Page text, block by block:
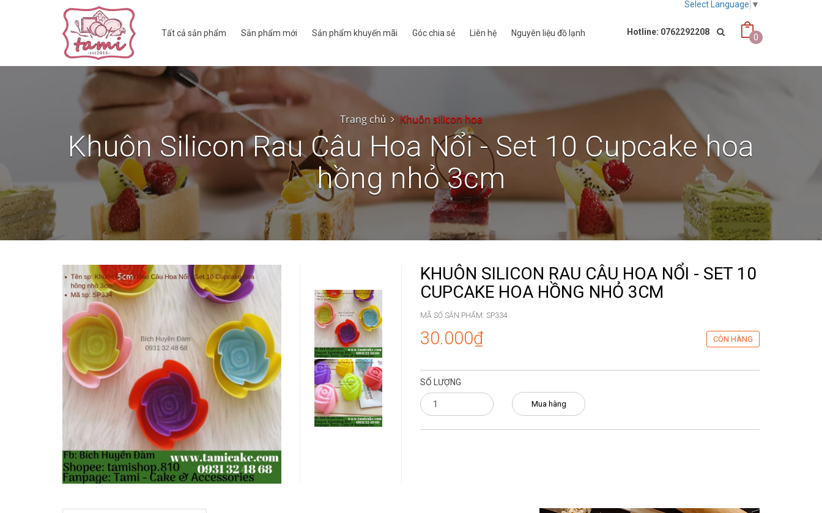
Select Language ▼
Hotline: 0762292208
0
Tất cả sản phẩm Sản phẩm mới Sản phẩm khuyến mãi Góc chia sẻ Liên hệ Nguyên liệu đồ lạnh
Trang chủ Khuôn silicon hoa
Khuôn Silicon Rau Câu Hoa Nổi - Set 10 Cupcake hoa
hồng nhỏ 3cm
KHUÔN SILICON RAU CÂU HOA NỔI - SET 10
CUPCAKE HOA HỒNG NHỎ 3CM
MÃ SỐ SẢN PHẨM: SP334
30.000₫ CÒN HÀNG
SỐ LƯỢNG
Mua hàng